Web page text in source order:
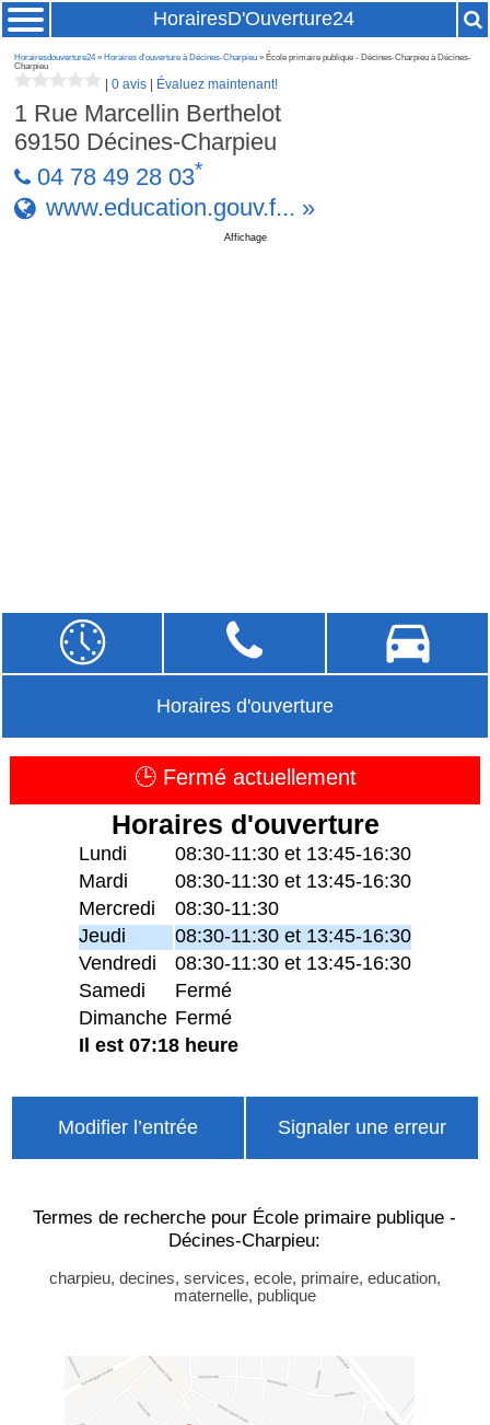
HorairesD'Ouverture24
Horairesdouverture24» Horaires d'ouverture à Décines-Charpieu » École primaire publique - Décines-Charpieu à Décines-
Charpieu
|0 avis Évaluez maintenant!
1 Rue Marcellin Berthelot
69150 Décines-Charpieu
04 78 49 28 03*
www.education.gouv.f... »
Affichage
Horaires d'ouverture
🕒 Fermé actuellement
Horaires d'ouverture
Lundi
08:30-11:30 et 13:45-16:30
Mardi
08:30-11:30 et 13:45-16:30
Mercredi
08:30-11:30
Jeudi
08:30-11:30 et 13:45-16:30
Vendredi
08:30-11:30 et 13:45-16:30
Samedi
Fermé
Dimanche Fermé
Il est 07:18 heure
Modifier l’entrée Signaler une erreur
Termes de recherche pour École primaire publique -
Décines-Charpieu:
charpieu, decines, services, ecole, primaire, education,
maternelle, publique